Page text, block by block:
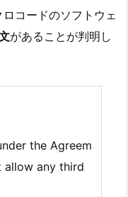
コードのソフトウェ
があることが判明し
the Agreem
allow any third